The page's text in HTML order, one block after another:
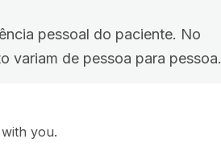
pessoal do paciente. No
variam de pessoa para pessoa.
you.